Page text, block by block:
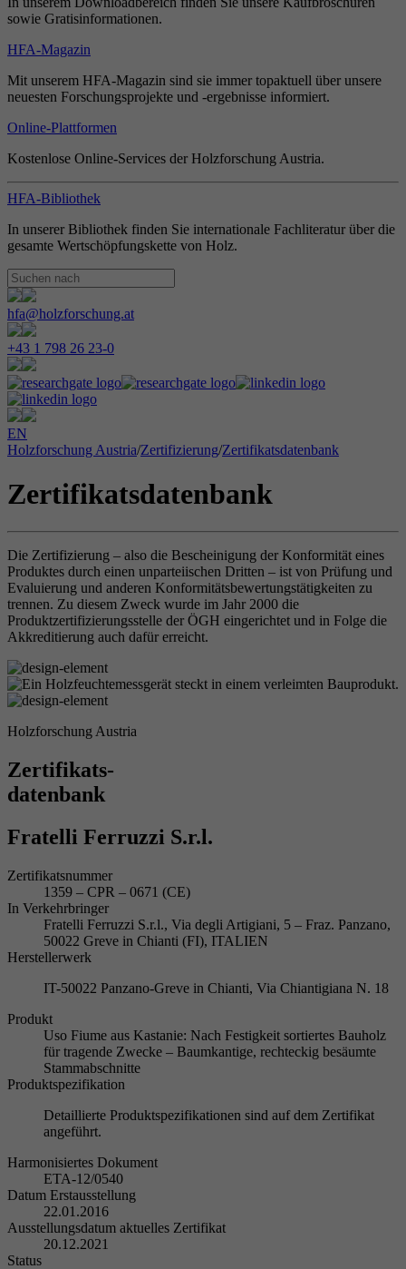
sowie Gratisinformationen.
HFA-Magazin
Mit unserem HFA-Magazin sind sie immer topaktuell über unsere
neuesten Forschungsprojekte und -ergebnisse informiert.
Online-Plattformen
Kostenlose Online-Services der Holzforschung Austria.
HFA-Bibliothek
In unserer Bibliothek finden Sie internationale Fachliteratur über die
gesamte Wertschöpfungskette von Holz.
hfa@holzforschung.at
+43 1 798 26 23-0
EN
Holzforschung Austria/Zertifizierung/Zertifikatsdatenbank
Zertifikatsdatenbank
Die Zertifizierung – also die Bescheinigung der Konformität eines
Produktes durch einen unparteiischen Dritten – ist von Prüfung und
Evaluierung und anderen Konformitätsbewertungstätigkeiten zu
trennen. Zu diesem Zweck wurde im Jahr 2000 die
Produktzertifizierungsstelle der ÖGH eingerichtet und in Folge die
Akkreditierung auch dafür erreicht.
Holzforschung Austria
Zertifikats-
datenbank
Fratelli Ferruzzi S.r.l.
Zertifikatsnummer
1359 – CPR – 0671 (CE)
In Verkehrbringer
Fratelli Ferruzzi S.r.l., Via degli Artigiani, 5 – Fraz. Panzano,
50022 Greve in Chianti (FI), ITALIEN
Herstellerwerk
IT-50022 Panzano-Greve in Chianti, Via Chiantigiana N. 18
Produkt
Uso Fiume aus Kastanie: Nach Festigkeit sortiertes Bauholz
für tragende Zwecke – Baumkantige, rechteckig besäumte
Stammabschnitte
Produktspezifikation
Detaillierte Produktspezifikationen sind auf dem Zertifikat
angeführt.
Harmonisiertes Dokument
ETA-12/0540
Datum Erstausstellung
22.01.2016
Ausstellungsdatum aktuelles Zertifikat
20.12.2021
Status